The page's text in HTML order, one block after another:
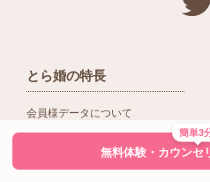
とら婚の特長
会員様データについて
簡単3
無料体験・カウンセ